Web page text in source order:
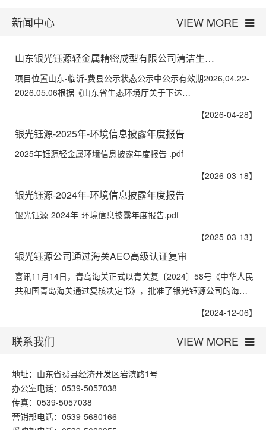
新闻中心 VIEW MORE
山东银光钰源轻金属精密成型有限公司清洁生…
项目位置山东-临沂-费县公示状态公示中公示有效期2026,04.22-
2026.05.06根据《山东省生态环境厅关于下达…
【2026-04-28】
银光钰源-2025年-环境信息披露年度报告
2025年钰源轻金属环境信息披露年度报告 .pdf
【2026-03-18】
银光钰源-2024年-环境信息披露年度报告
银光钰源-2024年-环境信息披露年度报告.pdf
【2025-03-13】
银光钰源公司通过海关AEO高级认证复审
喜讯11月14日，青岛海关正式以青关复〔2024〕58号《中华人民
共和国青岛海关通过复核决定书》，批准了银光钰源公司的海…
【2024-12-06】
联系我们 VIEW MORE
地址：山东省费县经济开发区岩滨路1号
办公室电话：0539-5057038
传真：0539-5057038
营销部电话：0539-5680166